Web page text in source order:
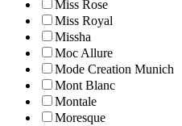
Miss Rose
Miss Royal
Missha
Moc Allure
Mode Creation Munich
Mont Blanc
Montale
Moresque